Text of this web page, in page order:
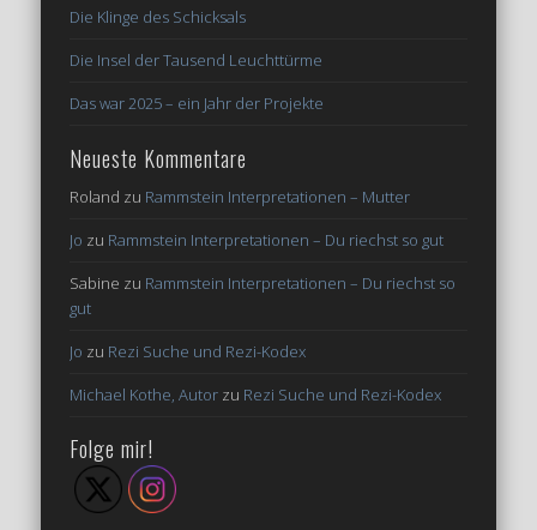
Die Klinge des Schicksals
Die Insel der Tausend Leuchttürme
Das war 2025 – ein Jahr der Projekte
Neueste Kommentare
Roland zu Rammstein Interpretationen – Mutter
Jo zu Rammstein Interpretationen – Du riechst so gut
Sabine zu Rammstein Interpretationen – Du riechst so
gut
Jo zu Rezi Suche und Rezi-Kodex
Michael Kothe, Autor zu Rezi Suche und Rezi-Kodex
Folge mir!